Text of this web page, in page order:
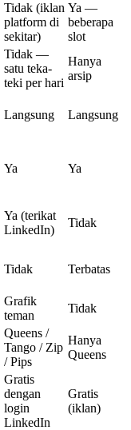
Tidak (iklan
platform di
sekitar)
Ya —
beberapa
slot
Tidak —
satu teka-
teki per hari
Hanya
arsip
Langsung Langsung
Ya Ya
Ya (terikat
LinkedIn)
Tidak
Tidak Terbatas
Grafik
teman
Tidak
Queens /
Tango / Zip
/ Pips
Hanya
Queens
Gratis
dengan
login
LinkedIn
Gratis
(iklan)